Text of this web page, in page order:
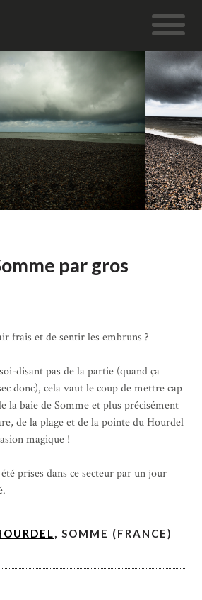
par gros
frais et de sentir les embruns ?
disant pas de la partie (quand ça
donc), cela vaut le coup de mettre cap
la baie de Somme et plus précisément
de la plage et de la pointe du Hourdel
magique !
prises dans ce secteur par un jour
, SOMME (FRANCE)